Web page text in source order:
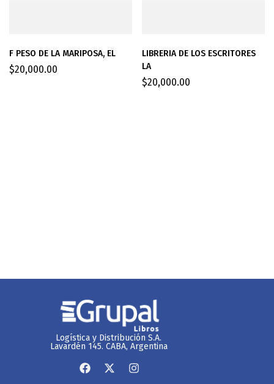
F PESO DE LA MARIPOSA, EL
$20,000.00
LIBRERIA DE LOS ESCRITORES
LA
$20,000.00
Logística y Distribución S.A.
Lavardén 145. CABA, Argentina